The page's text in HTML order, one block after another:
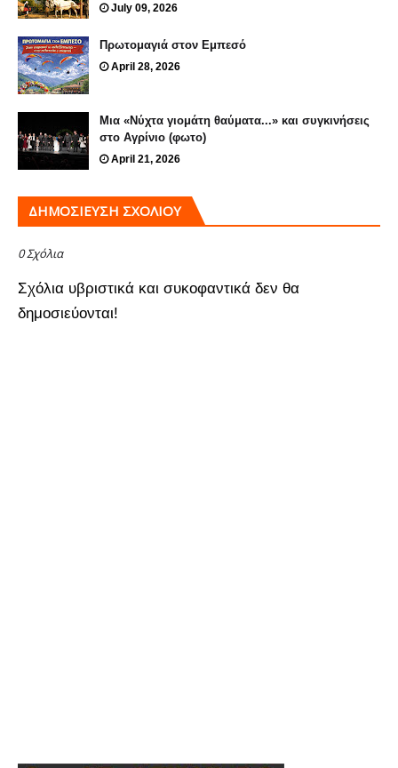
July 09, 2026
Πρωτομαγιά στον Εμπεσό
April 28, 2026
Μια «Νύχτα γιομάτη θαύματα...» και συγκινήσεις
στο Αγρίνιο (φωτο)
April 21, 2026
ΔΗΜΟΣΊΕΥΣΗ ΣΧΟΛΊΟΥ
0 Σχόλια
Σχόλια υβριστικά και συκοφαντικά δεν θα
δημοσιεύονται!